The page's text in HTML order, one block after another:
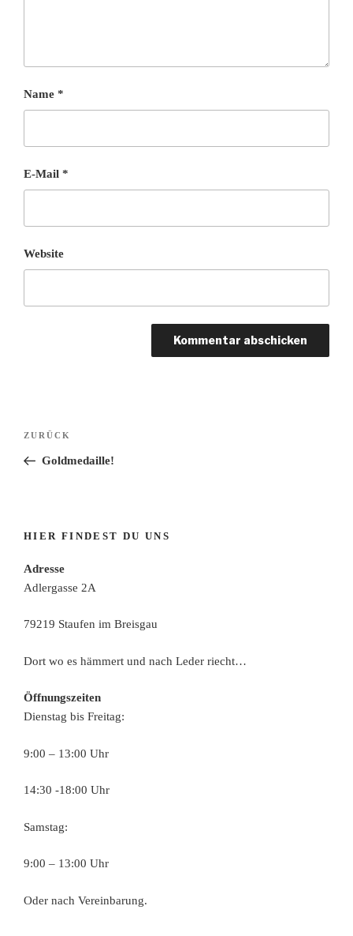
Name *
E-Mail *
Website
Beitrags-
Vorheriger
Beitrag
ZURÜCK
Goldmedaille!
HIER FINDEST DU UNS
Adresse
Adlergasse 2A
79219 Staufen im Breisgau
Dort wo es hämmert und nach Leder riecht…
Öffnungszeiten
Dienstag bis Freitag:
9:00 – 13:00 Uhr
14:30 -18:00 Uhr
Samstag:
9:00 – 13:00 Uhr
Oder nach Vereinbarung.